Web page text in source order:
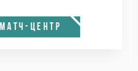
МАТЧ-ЦЕНТР